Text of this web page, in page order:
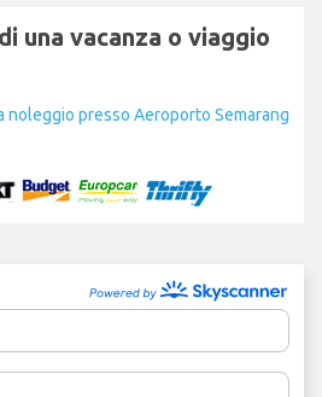
una vacanza o viaggio
noleggio presso Aeroporto Semarang